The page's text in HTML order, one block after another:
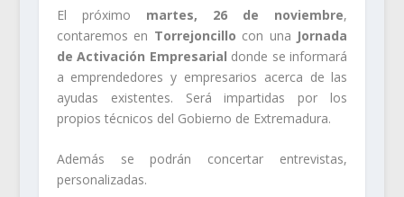
El próximo martes, 26 de noviembre,
contaremos en Torrejoncillo con una Jornada
de Activación Empresarial donde se informará
a emprendedores y empresarios acerca de las
ayudas existentes. Será impartidas por los
propios técnicos del Gobierno de Extremadura.
Además se podrán concertar entrevistas,
personalizadas.